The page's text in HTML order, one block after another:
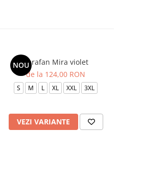
NOUSarafan Mira violet
de la 124,00 RON
S M L XL XXL 3XL
VEZI VARIANTE